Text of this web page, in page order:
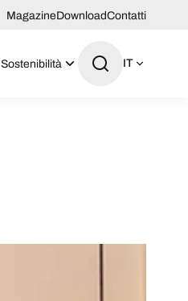
MagazineDownloadContatti
Sostenibilità IT